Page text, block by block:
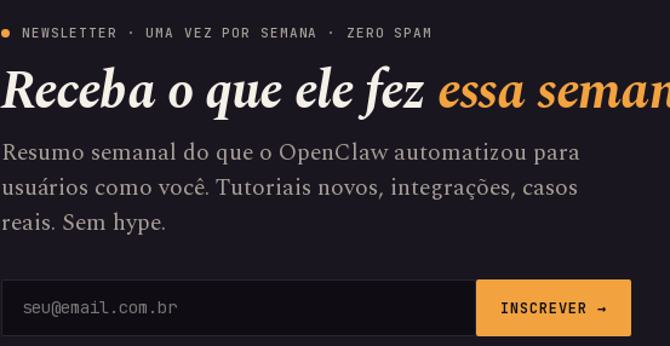
NEWSLETTER · UMA VEZ POR SEMANA · ZERO SPAM
Receba o que ele fezessa
Resumo semanal do que o OpenClaw automatizou para
usuários como você. Tutoriais novos, integrações, casos
reais. Sem hype.
INSCREVER →